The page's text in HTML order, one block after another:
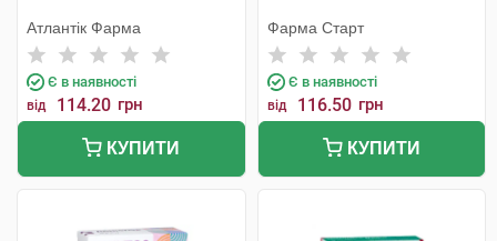
Атлантік Фарма
Є в наявності
від 114.20 грн
КУПИТИ
Фарма Старт
Є в наявності
від 116.50 грн
КУПИТИ